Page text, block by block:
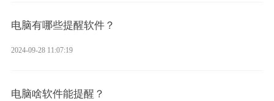
电脑有哪些提醒软件？
2024-09-28 11:07:19
电脑啥软件能提醒？